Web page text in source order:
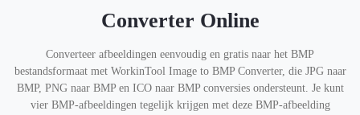
Converter Online
Converteer afbeeldingen eenvoudig en gratis naar het BMP
bestandsformaat met WorkinTool Image to BMP Converter, die JPG naar
BMP, PNG naar BMP en ICO naar BMP conversies ondersteunt. Je kunt
vier BMP-afbeeldingen tegelijk krijgen met deze BMP-afbeelding